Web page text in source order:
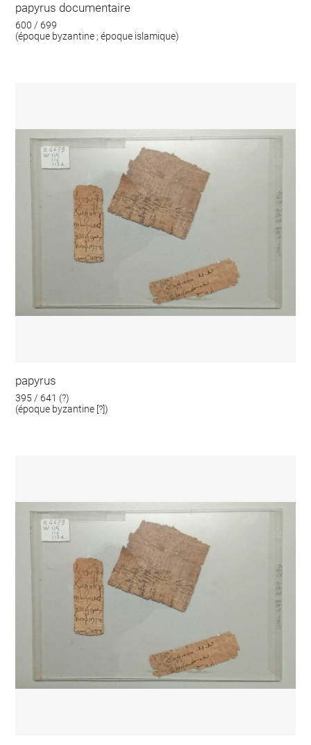
papyrus documentaire
600 / 699
(époque byzantine ; époque islamique)
papyrus
395 / 641 (?)
(époque byzantine [?])